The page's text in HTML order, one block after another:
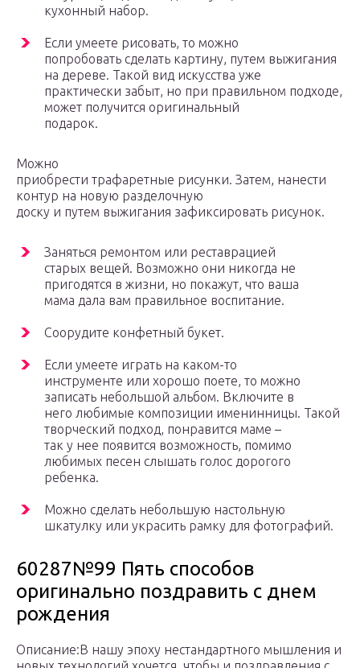
кухонный набор.
Если умеете рисовать, то можно
попробовать сделать картину, путем выжигания
на дереве. Такой вид искусства уже
практически забыт, но при правильном подходе,
может получится оригинальный
подарок.
Можно
приобрести трафаретные рисунки. Затем, нанести
контур на новую разделочную
доску и путем выжигания зафиксировать рисунок.
Заняться ремонтом или реставрацией
старых вещей. Возможно они никогда не
пригодятся в жизни, но покажут, что ваша
мама дала вам правильное воспитание.
Соорудите конфетный букет.
Если умеете играть на каком-то
инструменте или хорошо поете, то можно
записать небольшой альбом. Включите в
него любимые композиции именинницы. Такой
творческий подход, понравится маме –
так у нее появится возможность, помимо
любимых песен слышать голос дорогого
ребенка.
Можно сделать небольшую настольную
шкатулку или украсить рамку для фотографий.
60287№99 Пять способов
оригинально поздравить с днем
рождения
Описание:В нашу эпоху нестандартного мышления и